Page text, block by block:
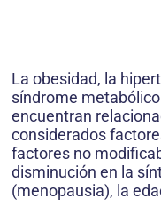
La obesidad, la
síndrome
encuentran
considerados
factores no
disminución en la
(menopausia), la